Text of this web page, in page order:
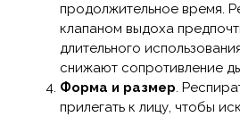
продолжительное время.
клапаном выдоха
длительного
снижают сопротивление
Форма и размер.
прилегать к лицу, чтобы